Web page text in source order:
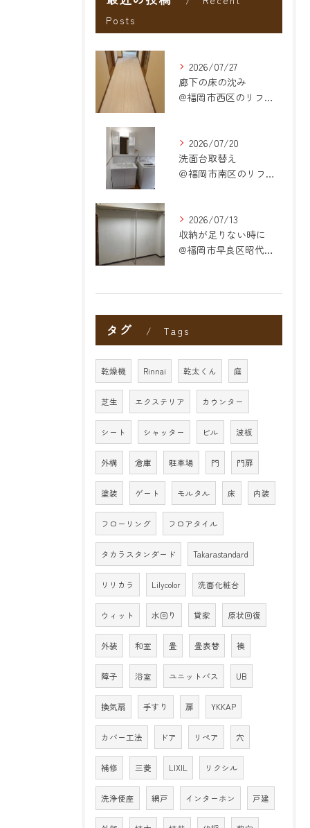
Posts
2026/07/27
廊下の床の沈み
@福岡市西区のリフォーム
2026/07/20
洗面台取替え
＠福岡市南区のリフォーム
2026/07/13
収納が足りない時に
@福岡市早良区昭代のリフォーム
タグ Tags
乾燥機 Rinnai 乾太くん 庭
芝生 エクステリア カウンター
シート シャッター ビル 波板
外構 倉庫 駐車場 門 門扉
塗装 ゲート モルタル 床 内装
フローリング フロアタイル
タカラスタンダード Takarastandard
リリカラ Lilycolor 洗面化粧台
ウィット 水回り 貸家 原状回復
外装 和室 畳 畳表替 襖
障子 浴室 ユニットバス UB
換気扇 手すり 扉 YKKAP
カバー工法 ドア リペア 穴
補修 三菱 LIXIL リクシル
洗浄便座 網戸 インターホン 戸建